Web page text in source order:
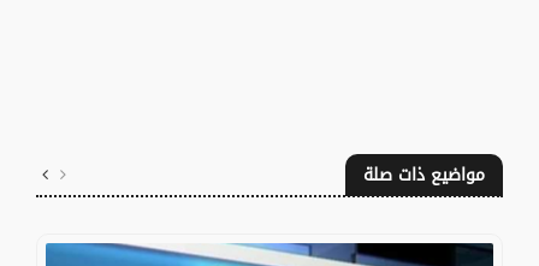
مواضيع ذات صلة